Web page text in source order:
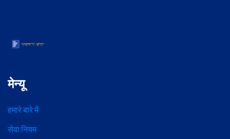
मेन्यू
हमारे बारे में
सेवा नियम